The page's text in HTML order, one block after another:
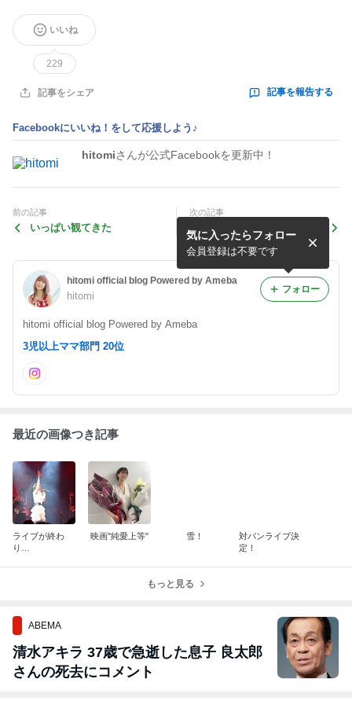
いいね
229
記事をシェア 記事を報告する
Facebookにいいね！をして応援しよう♪
hitomiさんが公式Facebookを更新中！
前の記事
いっぱい観てきた
次の記事
hitomi official blog Powered by Ameba
hitomi
hitomi official blog Powered by Ameba
気に入ったらフォロー
会員登録は不要です
フォロー
3児以上ママ部門 20位
最近の画像つき記事
ライブが終わ
り…
映画"純愛上等" 雪！
対バンライブ決
定！
もっと見る
ABEMA
清水アキラ 37歳で急逝した息子 良太郎
さんの死去にコメント